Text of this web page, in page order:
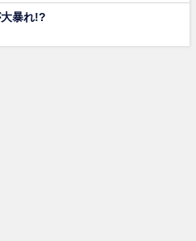
暴れ!?